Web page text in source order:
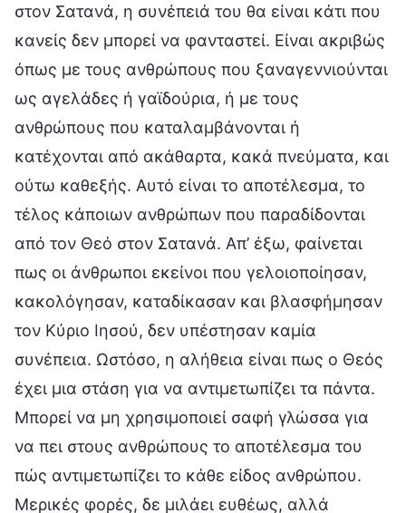
στον Σατανά, η συνέπειά του θα είναι κάτι που
κανείς δεν μπορεί να φανταστεί. Είναι ακριβώς
όπως με τους ανθρώπους που ξαναγεννιούνται
ως αγελάδες ή γαϊδούρια, ή με τους
ανθρώπους που καταλαμβάνονται ή
κατέχονται από ακάθαρτα, κακά πνεύματα, και
ούτω καθεξής. Αυτό είναι το αποτέλεσμα, το
τέλος κάποιων ανθρώπων που παραδίδονται
από τον Θεό στον Σατανά. Απ’ έξω, φαίνεται
πως οι άνθρωποι εκείνοι που γελοιοποίησαν,
κακολόγησαν, καταδίκασαν και βλασφήμησαν
τον Κύριο Ιησού, δεν υπέστησαν καμία
συνέπεια. Ωστόσο, η αλήθεια είναι πως ο Θεός
έχει μια στάση για να αντιμετωπίζει τα πάντα.
Μπορεί να μη χρησιμοποιεί σαφή γλώσσα για
να πει στους ανθρώπους το αποτέλεσμα του
πώς αντιμετωπίζει το κάθε είδος ανθρώπου.
Μερικές φορές, δε μιλάει ευθέως, αλλά